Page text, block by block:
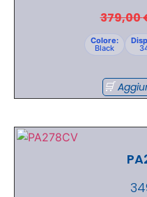
379,00
Colore:
Black